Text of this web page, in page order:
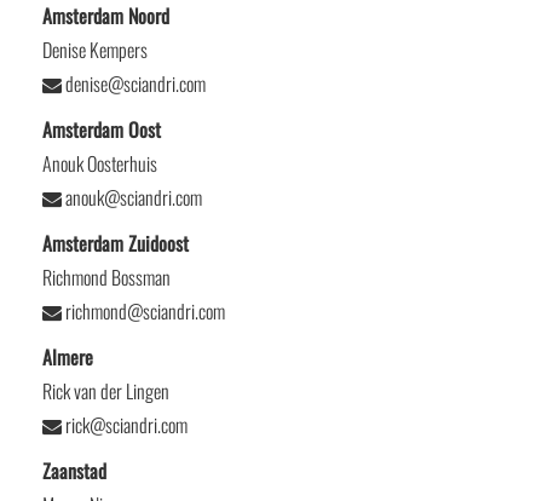
Amsterdam Noord
Denise Kempers
denise@sciandri.com
Amsterdam Oost
Anouk Oosterhuis
anouk@sciandri.com
Amsterdam Zuidoost
Richmond Bossman
richmond@sciandri.com
Almere
Rick van der Lingen
rick@sciandri.com
Zaanstad